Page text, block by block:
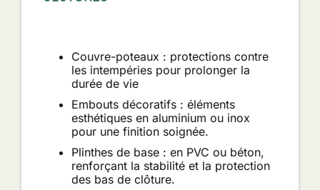
Couvre-poteaux : protections contre
les intempéries pour prolonger la
durée de vie
Embouts décoratifs : éléments
esthétiques en aluminium ou inox
pour une finition soignée.
Plinthes de base : en PVC ou béton,
renforçant la stabilité et la protection
des bas de clôture.